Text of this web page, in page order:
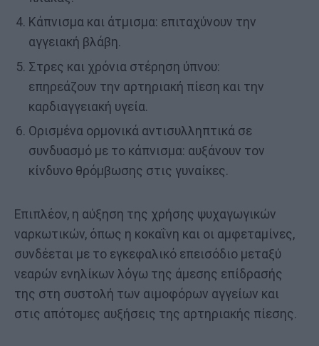
Κάπνισμα και άτμισμα: επιταχύνουν την
αγγειακή βλάβη.
Στρες και χρόνια στέρηση ύπνου:
επηρεάζουν την αρτηριακή πίεση και την
καρδιαγγειακή υγεία.
Ορισμένα ορμονικά αντισυλληπτικά σε
συνδυασμό με το κάπνισμα: αυξάνουν τον
κίνδυνο θρόμβωσης στις γυναίκες.
Επιπλέον, η αύξηση της χρήσης ψυχαγωγικών
ναρκωτικών, όπως η κοκαΐνη και οι αμφεταμίνες,
συνδέεται με το εγκεφαλικό επεισόδιο μεταξύ
νεαρών ενηλίκων λόγω της άμεσης επίδρασής
της στη συστολή των αιμοφόρων αγγείων και
στις απότομες αυξήσεις της αρτηριακής πίεσης.